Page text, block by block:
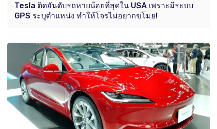
Tesla ติดอันดับรถหายน้อยที่สุดใน USA เพราะมีระบบ
GPS ระบุตำแหน่ง ทำให้โจรไม่อยากขโมย!